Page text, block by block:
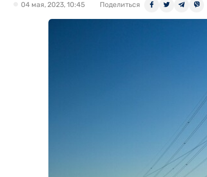
04 мая, 2023, 10:45 Поделиться